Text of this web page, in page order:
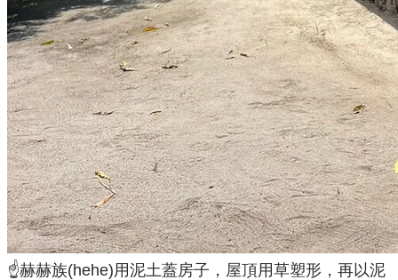
☝️赫赫族(hehe)用泥土蓋房子，屋頂用草塑形，再以泥